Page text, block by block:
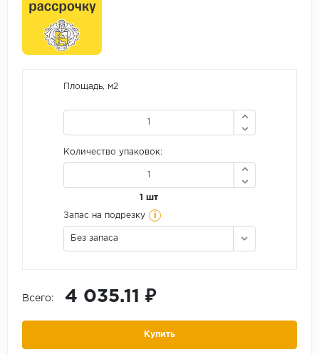
Площадь, м2
Количество упаковок:
1 шт
Запас на подрезку i
Без запаса
Всего: 4 035.11 ₽
Купить